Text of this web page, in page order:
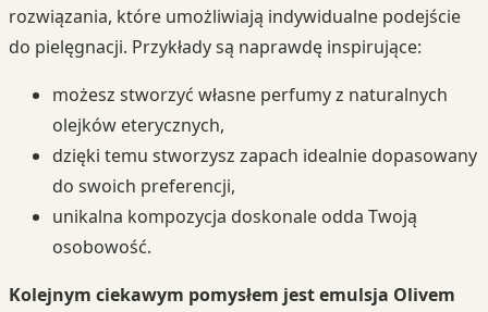
rozwiązania, które umożliwiają indywidualne podejście
do pielęgnacji. Przykłady są naprawdę inspirujące:
możesz stworzyć własne perfumy z naturalnych
olejków eterycznych,
dzięki temu stworzysz zapach idealnie dopasowany
do swoich preferencji,
unikalna kompozycja doskonale odda Twoją
osobowość.
Kolejnym ciekawym pomysłem jest emulsja Olivem